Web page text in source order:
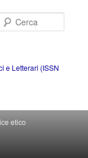
e Letterari (ISSN
etico